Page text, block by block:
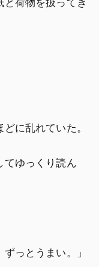
と荷物を扱ってき
に乱れていた。
てゆっくり読ん
っとうまい。」